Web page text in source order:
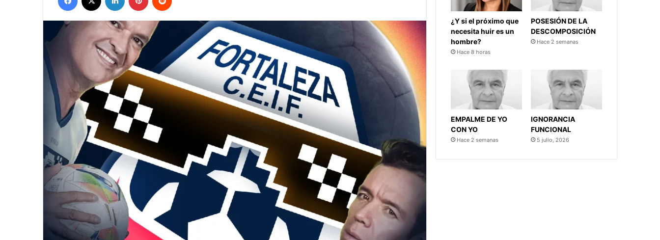
¿Y si el próximo que
necesita huir es un
hombre?
Hace 8 horas
POSESIÓN DE LA
DESCOMPOSICIÓN
Hace 2 semanas
EMPALME DE YO
CON YO
Hace 2 semanas
IGNORANCIA
FUNCIONAL
5 julio, 2026